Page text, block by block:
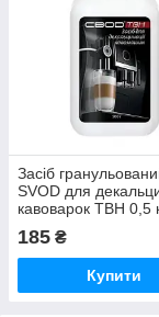
Засіб
SVOD для
кавоварок ТВН 0,5
185 ₴
Купити